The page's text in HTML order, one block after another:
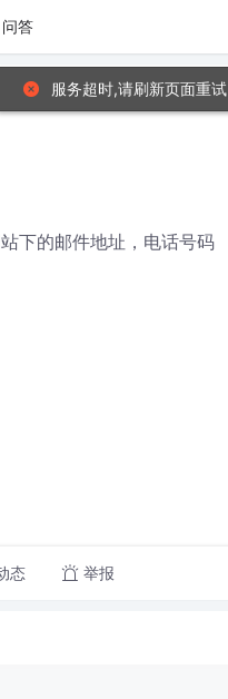
问答
下的邮件地址，电话号码
态 举报
服务超时,请刷新页面重试